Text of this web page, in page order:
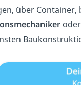
über
oder